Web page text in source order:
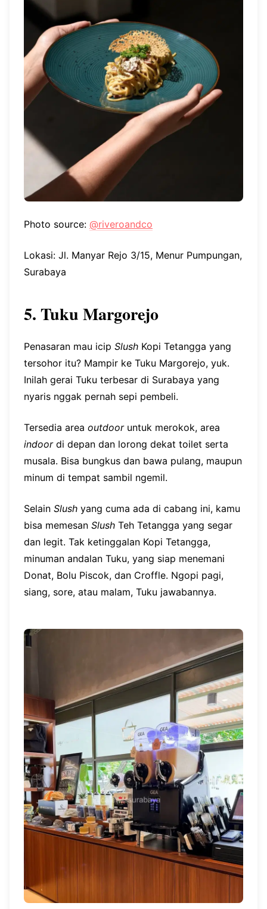
Photo source: @riveroandco
Lokasi: Jl. Manyar Rejo 3/15, Menur Pumpungan,
Surabaya
5. Tuku Margorejo
Penasaran mau icip Slush Kopi Tetangga yang
tersohor itu? Mampir ke Tuku Margorejo, yuk.
Inilah gerai Tuku terbesar di Surabaya yang
nyaris nggak pernah sepi pembeli.
Tersedia area outdoor untuk merokok, area
indoor di depan dan lorong dekat toilet serta
musala. Bisa bungkus dan bawa pulang, maupun
minum di tempat sambil ngemil.
Selain Slush yang cuma ada di cabang ini, kamu
bisa memesan Slush Teh Tetangga yang segar
dan legit. Tak ketinggalan Kopi Tetangga,
minuman andalan Tuku, yang siap menemani
Donat, Bolu Piscok, dan Croffle. Ngopi pagi,
siang, sore, atau malam, Tuku jawabannya.